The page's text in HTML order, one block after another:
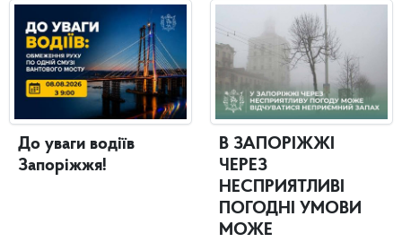
До уваги водіїв
Запоріжжя!
В ЗАПОРІЖЖІ
ЧЕРЕЗ
НЕСПРИЯТЛИВІ
ПОГОДНІ УМОВИ
МОЖЕ